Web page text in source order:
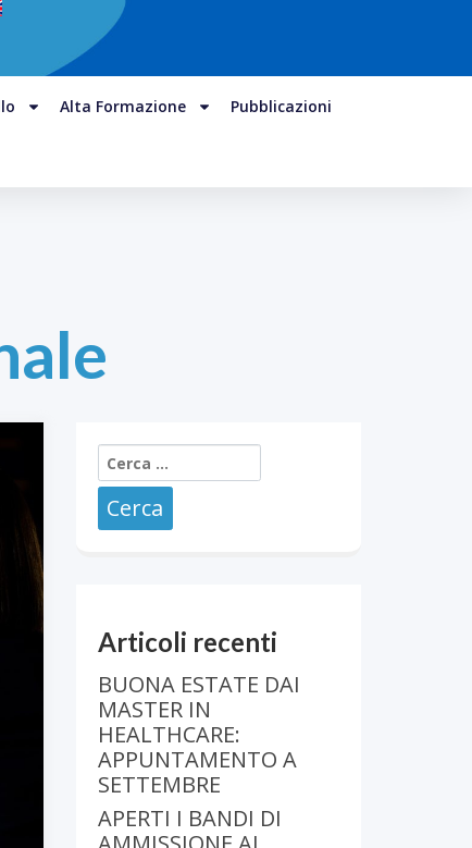
Alta Formazione Pubblicazioni
Articoli recenti
BUONA ESTATE DAI
MASTER IN
HEALTHCARE:
APPUNTAMENTO A
SETTEMBRE
APERTI I BANDI DI